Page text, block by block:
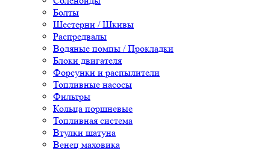
Болты
Шестерни / Шкивы
Распредвалы
Водяные помпы / Прокладки
Блоки двигателя
Форсунки и распылители
Топливные насосы
Фильтры
Кольца поршневые
Топливная система
Втулки шатуна
Венец маховика